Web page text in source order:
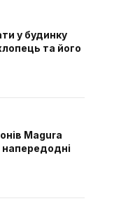
у будинку
та його
Magura
напередодні